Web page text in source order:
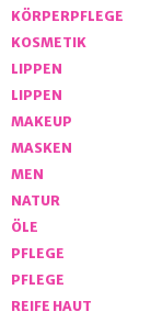
KÖRPERPFLEGE
KOSMETIK
LIPPEN
LIPPEN
MAKEUP
MASKEN
MEN
NATUR
ÖLE
PFLEGE
PFLEGE
REIFE HAUT